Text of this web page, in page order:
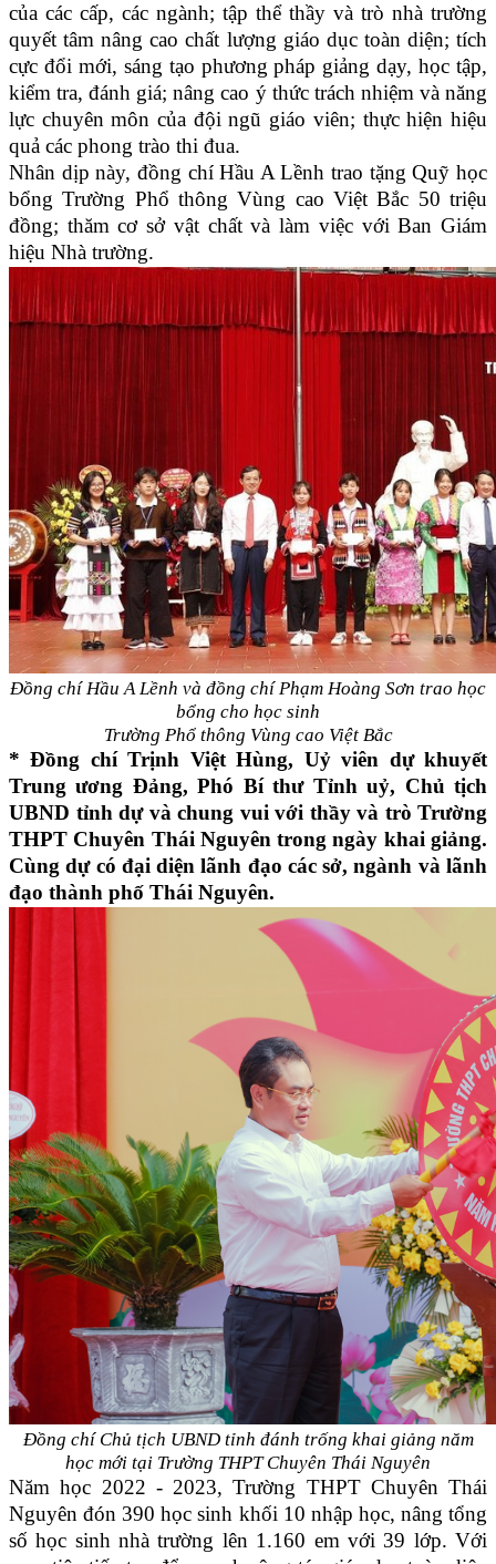
của các cấp, các ngành; tập thể thầy và trò nhà trường
quyết tâm nâng cao chất lượng giáo dục toàn diện; tích
cực đổi mới, sáng tạo phương pháp giảng dạy, học tập,
kiểm tra, đánh giá; nâng cao ý thức trách nhiệm và năng
lực chuyên môn của đội ngũ giáo viên; thực hiện hiệu
quả các phong trào thi đua.
Nhân dịp này, đồng chí Hầu A Lềnh trao tặng Quỹ học
bổng Trường Phổ thông Vùng cao Việt Bắc 50 triệu
đồng; thăm cơ sở vật chất và làm việc với Ban Giám
hiệu Nhà trường.
Đồng chí Hầu A Lềnh và đồng chí Phạm Hoàng Sơn trao học
bổng cho học sinh
Trường Phổ thông Vùng cao Việt Bắc
* Đồng chí Trịnh Việt Hùng, Uỷ viên dự khuyết
Trung ương Đảng, Phó Bí thư Tỉnh uỷ, Chủ tịch
UBND tỉnh dự và chung vui với thầy và trò Trường
THPT Chuyên Thái Nguyên trong ngày khai giảng.
Cùng dự có đại diện lãnh đạo các sở, ngành và lãnh
đạo thành phố Thái Nguyên.
Đồng chí Chủ tịch UBND tỉnh đánh trống khai giảng năm
học mới tại Trường THPT Chuyên Thái Nguyên
Năm học 2022 - 2023, Trường THPT Chuyên Thái
Nguyên đón 390 học sinh khối 10 nhập học, nâng tổng
số học sinh nhà trường lên 1.160 em với 39 lớp. Với